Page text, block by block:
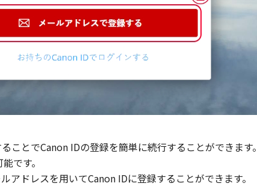
とでCanon IDの登録を簡単に続行することができます。
です。
ドレスを用いてCanon IDに登録することができます。